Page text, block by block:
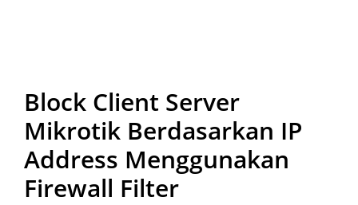
Block Client Server
Mikrotik Berdasarkan IP
Address Menggunakan
Firewall Filter